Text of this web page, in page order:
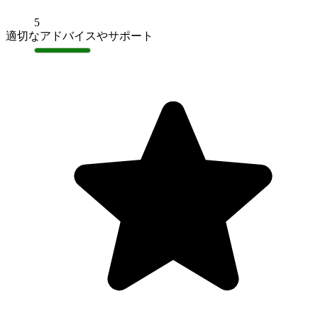
5
適切なアドバイスやサポート